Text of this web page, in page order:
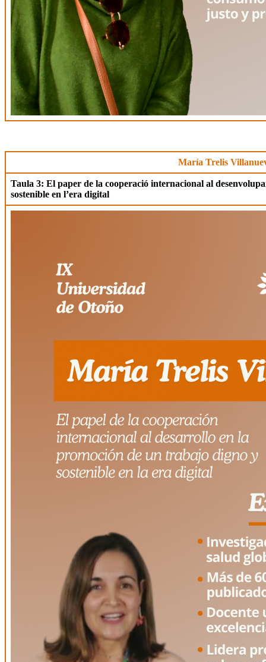
María Trelis
Taula 3: El paper de la cooperació internacional al
sostenible en l’era digital